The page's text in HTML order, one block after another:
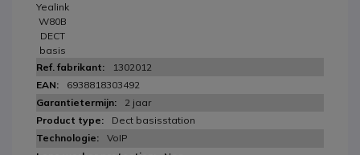
Yealink
W80B
DECT
basis
1302012
6938818303492
2 jaar
Dect basisstation
VoIP